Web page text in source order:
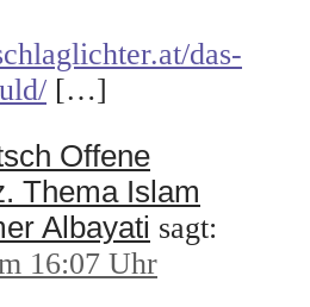
das-
[…]
Offene
Thema Islam
Albayati sagt:
16:07 Uhr